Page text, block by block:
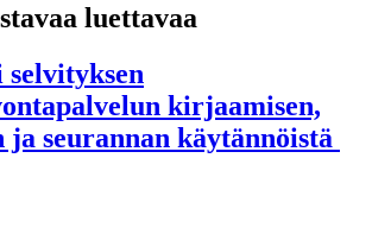
luettavaa
kirjaamisen,
ja seurannan käytännöistä